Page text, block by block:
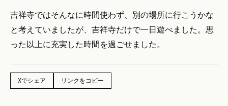
吉祥寺ではそんなに時間使わず、別の場所に行こうかな
と考えていましたが、吉祥寺だけで一日遊べました。思
った以上に充実した時間を過ごせました。
Xでシェア リンクをコピー